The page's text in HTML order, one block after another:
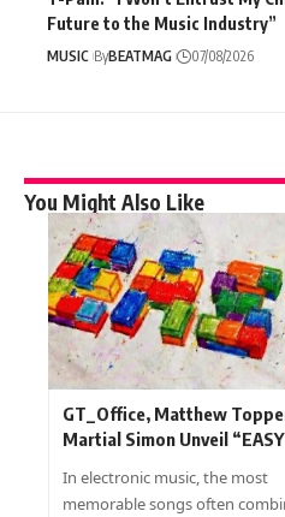
Future to the Music Industry”
MUSIC ByBEATMAG 07/08/2026
You Might Also Like
GT_Office, Matthew
Martial Simon Unveil
In electronic music, the most
memorable songs often